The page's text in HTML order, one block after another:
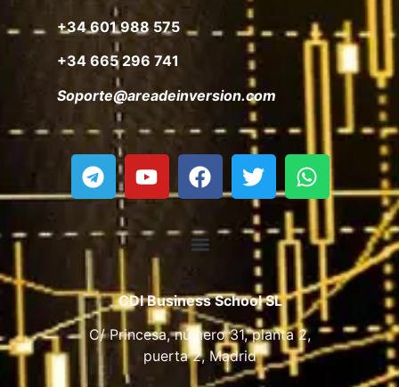
+34 601 988 575
+34 665 296 741
Soporte@areadeinversion.com
CDI Business School SL
C/ Princesa, número 31, planta 2,
puerta 2, Madrid